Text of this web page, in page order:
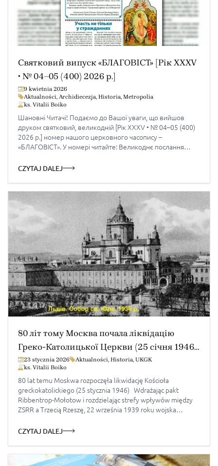
Святковий випуск «БЛАГОВІСТ» [Рік XXXV
• № 04–05 (400) 2026 р.]
9 kwietnia 2026
Aktualności, Archidiecezja, Historia, Metropolia
ks. Vitalii Boiko
Шановні Читачі! Подаємо до Вашої уваги, що вийшов
друком святковий, великодній [Рік XXXV • № 04–05 (400)
2026 р.] номер нашого церковного часопису –
«БЛАГОВІСТ». У номері читайте: Великоднє послання
Богдан Панчак Новий храм Парафії Успіння Пресвятої
«Братерство» Від […]
CZYTAJ DALEJ
80 літ тому Москва почала ліквідацію
Греко-Католицької Церкви (25 січня 1946
р.)23 stycznia 2026 Aktualności, Historia, UKGK
ks. Vitalii Boiko
80 lat temu Moskwa rozpoczęła likwidację Kościoła
greckokatolickiego (25 stycznia 1946) Wdrażając pakt
Ribbentrop-Mołotow i rozdzielając strefy wpływów między
ZSRR a Trzecią Rzeszę, 22 września 1939 roku wojska
okupacją do 1941 roku. W latach 1941-1944 Lwów był pod
zajęte […]
CZYTAJ DALEJ